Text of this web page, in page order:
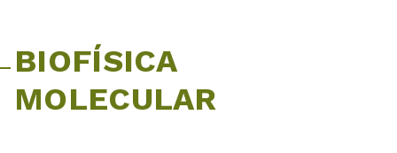
BIOFÍSICA
MOLECULAR